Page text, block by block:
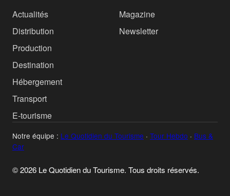
Actualités
Distribution
Production
Destination
Hébergement
Transport
E-tourisme
Magazine
Newsletter
Notre équipe : Le Quotidien du Tourisme · Tour Hebdo · Bus &
Car
© 2026 Le Quotidien du Tourisme. Tous droits réservés.